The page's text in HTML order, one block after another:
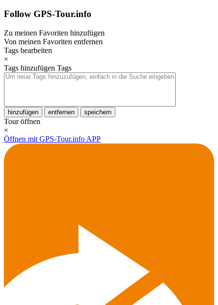
Follow GPS-Tour.info
Zu meinen Favoriten hinzufügen
Von meinen Favoriten entfernen
Tags bearbeiten
×
Tags hinzufügen Tags
hinzufügen entfernen speichern
Tour öffnen
×
Öffnen mit GPS-Tour.info APP